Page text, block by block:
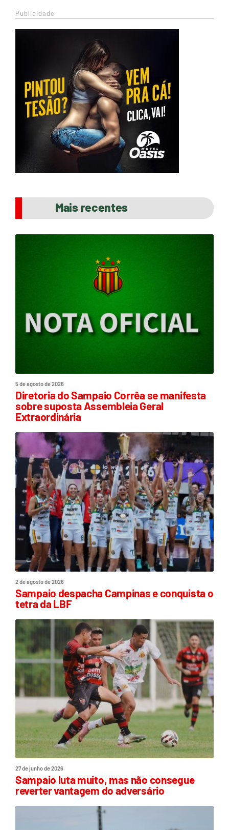
Publicidade
Mais recentes
5 de agosto de 2026
Diretoria do Sampaio Corrêa se manifesta
sobre suposta Assembleia Geral
Extraordinária
2 de agosto de 2026
Sampaio despacha Campinas e conquista o
tetra da LBF
27 de junho de 2026
Sampaio luta muito, mas não consegue
reverter vantagem do adversário